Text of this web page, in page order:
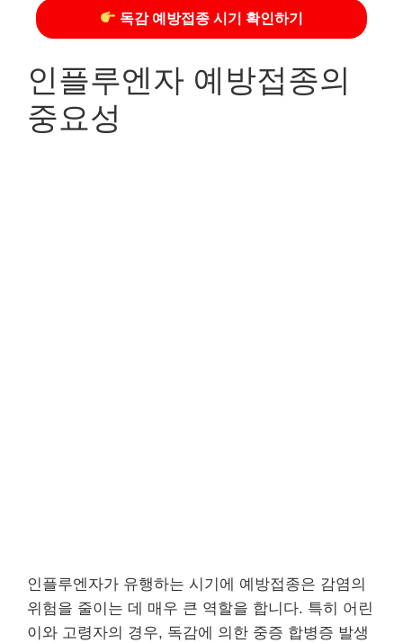
독감 예방접종 시기 확인하기
인플루엔자 예방접종의
중요성
인플루엔자가 유행하는 시기에 예방접종은 감염의
위험을 줄이는 데 매우 큰 역할을 합니다. 특히 어린
이와 고령자의 경우, 독감에 의한 중증 합병증 발생